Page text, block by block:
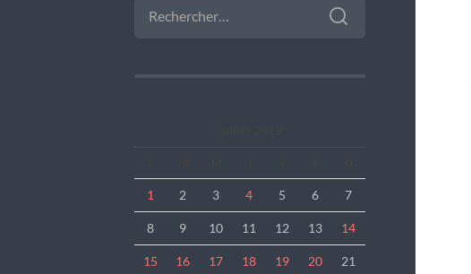
1 2 3 4 5 6 7
8 9 10 11 12 13 14
15 16 17 18 19 20 21